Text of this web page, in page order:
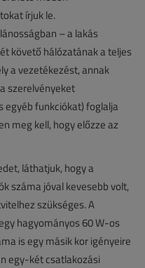
írjuk le.
– a lakás
követő hálózatának a teljes
a vezetékezést, annak
szerelvényeket
egyéb funkciókat) foglalja
meg kell, hogy előzze az
láthatjuk, hogy a
száma jóval kevesebb volt,
szükséges. A
hagyományos 60 W-os
is egy másik kor igényeire
egy-két csatlakozási